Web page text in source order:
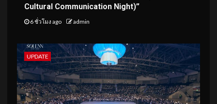
Cultural Communication Night)”
6 ชั่วโมง ago admin
UPDATE